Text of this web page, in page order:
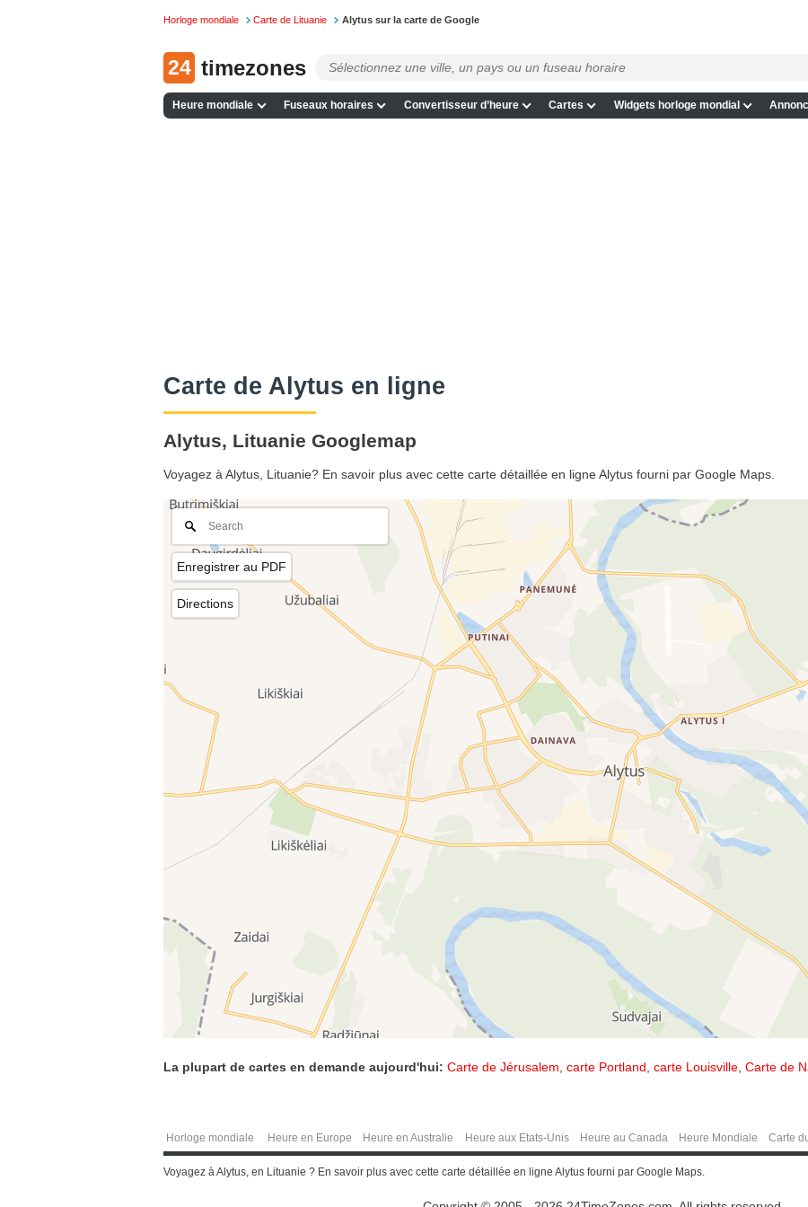
Horloge mondiale Carte de Lituanie Alytus sur la carte de Google
24 timezones
Heure mondiale Fuseaux horaires Convertisseur d’heure Cartes Widgets horloge mondial
Сarte de Alytus en ligne
Alytus, Lituanie Googlemap
Voyagez à Alytus, Lituanie? En savoir plus avec cette carte détaillée en ligne Alytus fourni par Google Maps.
Enregistrer au PDF
Directions
La plupart de cartes en demande aujourd'hui: Carte de Jérusalem carte Portland carte Louisville Carte de
Horloge mondiale Heure en Europe Heure en Australie Heure aux Etats-Unis Heure au Canada Heure Mondiale Carte
Voyagez à Alytus, en Lituanie ? En savoir plus avec cette carte détaillée en ligne Alytus fourni par Google Maps.